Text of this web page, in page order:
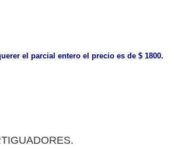
el parcial entero el precio es de $ 1800.